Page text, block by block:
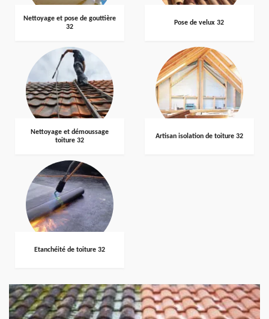
Nettoyage et pose de gouttière
32
Pose de velux 32
Nettoyage et démoussage
toiture 32
Artisan isolation de toiture 32
Etanchéité de toiture 32